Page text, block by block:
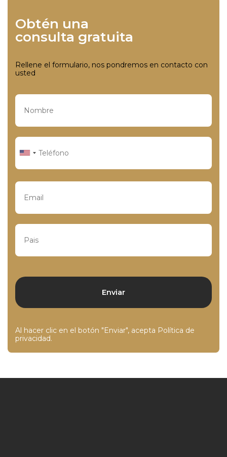
Obtén una
consulta gratuita
Rellene el formulario, nos pondremos en contacto con
usted
Al hacer clic en el botón "Enviar", acepta Política de
privacidad.